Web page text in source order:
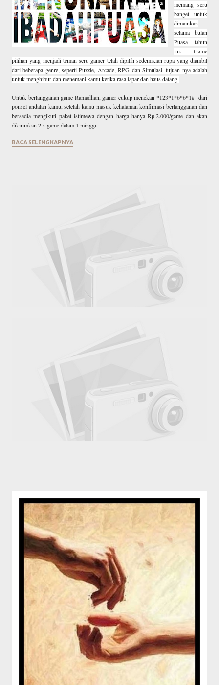
memang seru
banget untuk
dimainkan
selama bulan
Puasa tahun
ini. Game
pilihan yang menjadi teman seru gamer telah dipilih sedemikian rupa yang diambil
dari beberapa genre, seperti Puzzle, Arcade, RPG dan Simulasi. tujuan nya adalah
untuk menghibur dan menemani kamu ketika rasa lapar dan haus datang.
Untuk berlangganan game Ramadhan, gamer cukup menekan *123*1*6*6*1# dari
ponsel andalan kamu, setelah kamu masuk kehalaman konfirmasi berlangganan dan
bersedia mengikuti paket istimewa dengan harga hanya Rp.2.000/game dan akan
dikirimkan 2 x game dalam 1 minggu.
BACA SELENGKAPNYA